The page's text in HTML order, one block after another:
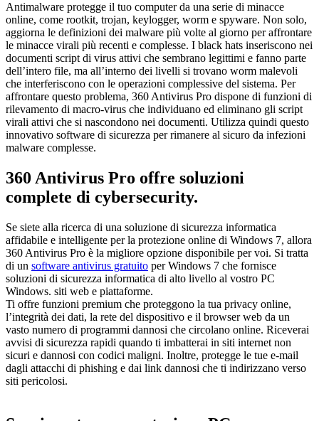
Antimalware protegge il tuo computer da una serie di minacce
online, come rootkit, trojan, keylogger, worm e spyware. Non solo,
aggiorna le definizioni dei malware più volte al giorno per affrontare
le minacce virali più recenti e complesse. I black hats inseriscono nei
documenti script di virus attivi che sembrano legittimi e fanno parte
dell’intero file, ma all’interno dei livelli si trovano worm malevoli
che interferiscono con le operazioni complessive del sistema. Per
affrontare questo problema, 360 Antivirus Pro dispone di funzioni di
rilevamento di macro-virus che individuano ed eliminano gli script
virali attivi che si nascondono nei documenti. Utilizza quindi questo
innovativo software di sicurezza per rimanere al sicuro da infezioni
malware complesse.
360 Antivirus Pro offre soluzioni
complete di cybersecurity.
Se siete alla ricerca di una soluzione di sicurezza informatica
affidabile e intelligente per la protezione online di Windows 7, allora
360 Antivirus Pro è la migliore opzione disponibile per voi. Si tratta
di un software antivirus gratuito per Windows 7 che fornisce
soluzioni di sicurezza informatica di alto livello al vostro PC
Windows. siti web e piattaforme.
Ti offre funzioni premium che proteggono la tua privacy online,
l’integrità dei dati, la rete del dispositivo e il browser web da un
vasto numero di programmi dannosi che circolano online. Riceverai
avvisi di sicurezza rapidi quando ti imbatterai in siti internet non
sicuri e dannosi con codici maligni. Inoltre, protegge le tue e-mail
dagli attacchi di phishing e dai link dannosi che ti indirizzano verso
siti pericolosi.